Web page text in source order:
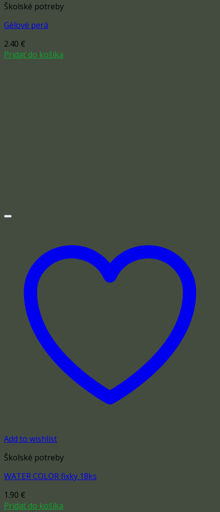
Školské potreby
Gélové perá
2.40 €
Pridať do košíka
Add to wishlist
Školské potreby
WATER COLOR fixky 18ks
1.90 €
Pridať do košíka